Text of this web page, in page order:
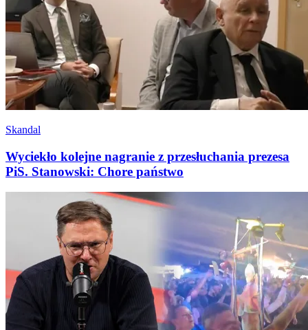
Skandal
Wyciekło kolejne nagranie z przesłuchania prezesa
PiS. Stanowski: Chore państwo